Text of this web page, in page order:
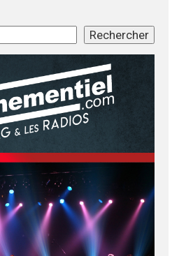
Rechercher